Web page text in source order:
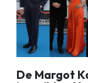
De Margot